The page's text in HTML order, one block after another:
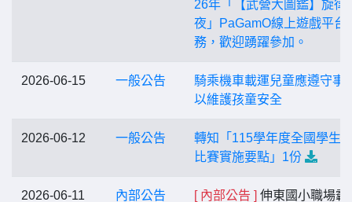
26年「【武營大圖鑑】旋律
夜」PaGamO線上遊戲平台
務，歡迎踴躍參加。
2026-06-15 一般公告
騎乘機車載運兒童應遵守事
以維護孩童安全
2026-06-12 一般公告
轉知「115學年度全國學生
比賽實施要點」1份
2026-06-11 內部公告 [ 內部公告 ] 伸東國小職場霸